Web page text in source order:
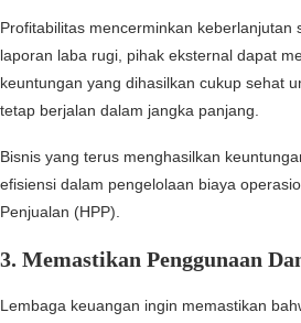
Profitabilitas mencerminkan keberlanjutan
laporan laba rugi, pihak eksternal dapat
keuntungan yang dihasilkan cukup sehat
tetap berjalan dalam jangka panjang.
Bisnis yang terus menghasilkan
efisiensi dalam pengelolaan biaya
Penjualan (HPP).
3. Memastikan Penggunaan
Lembaga keuangan ingin memastikan